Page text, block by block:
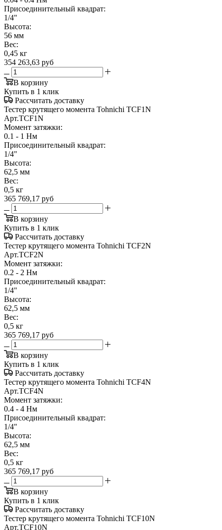
Присоединительный квадрат:
1/4"
Высота:
56 мм
Вес:
0,45 кг
354 263,63 руб
В корзину
Купить в 1 клик
Рассчитать доставку
Тестер крутящего момента Tohnichi TCF1N
Арт.TCF1N
Момент затяжки:
0.1 - 1 Нм
Присоединительный квадрат:
1/4"
Высота:
62,5 мм
Вес:
0,5 кг
365 769,17 руб
В корзину
Купить в 1 клик
Рассчитать доставку
Тестер крутящего момента Tohnichi TCF2N
Арт.TCF2N
Момент затяжки:
0.2 - 2 Нм
Присоединительный квадрат:
1/4"
Высота:
62,5 мм
Вес:
0,5 кг
365 769,17 руб
В корзину
Купить в 1 клик
Рассчитать доставку
Тестер крутящего момента Tohnichi TCF4N
Арт.TCF4N
Момент затяжки:
0.4 - 4 Нм
Присоединительный квадрат:
1/4"
Высота:
62,5 мм
Вес:
0,5 кг
365 769,17 руб
В корзину
Купить в 1 клик
Рассчитать доставку
Тестер крутящего момента Tohnichi TCF10N
Арт.TCF10N